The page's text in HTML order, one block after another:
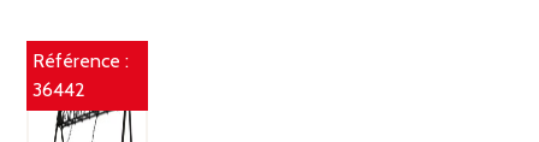
Référence :
36442